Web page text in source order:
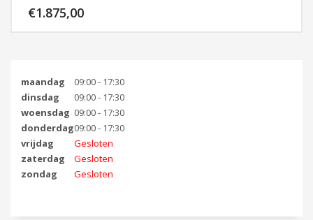
Nu ook verkrijgbaar in de “low wither” uitvoering voor ronde
paarden met weinig schoft in de maten 17″ – 17,5″
€1.875,00
maandag
09:00 - 17:30
dinsdag
09:00 - 17:30
woensdag 09:00 - 17:30
donderdag09:00 - 17:30
vrijdag
Gesloten
zaterdag
Gesloten
zondag
Gesloten